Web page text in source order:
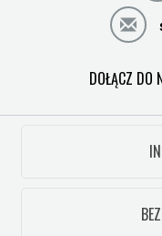
DOŁĄCZ DO